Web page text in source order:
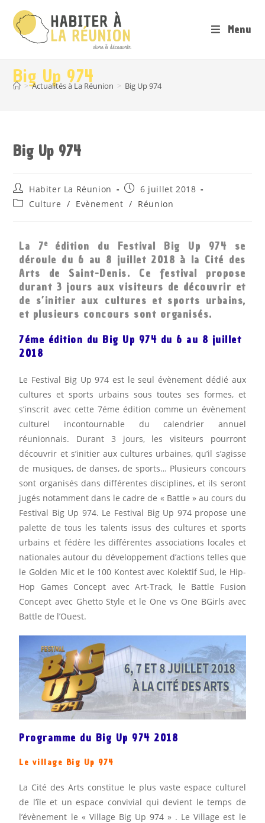
Menu
Big Up 974
> Actualités à La Réunion > Big Up 974
Big Up 974
Habiter La Réunion
6 juillet 2018
Culture / Evènement / Réunion
La 7e édition du Festival Big Up 974 se
déroule du 6 au 8 juillet 2018 à la Cité des
Arts de Saint-Denis. Ce festival propose
durant 3 jours aux visiteurs de découvrir et
de s’initier aux cultures et sports urbains,
et plusieurs concours sont organisés.
7éme édition du Big Up 974 du 6 au 8 juillet
2018
Le Festival Big Up 974 est le seul évènement dédié aux
cultures et sports urbains sous toutes ses formes, et
s’inscrit avec cette 7éme édition comme un évènement
culturel incontournable du calendrier annuel
réunionnais. Durant 3 jours, les visiteurs pourront
découvrir et s’initier aux cultures urbaines, qu’il s’agisse
de musiques, de danses, de sports… Plusieurs concours
sont organisés dans différentes disciplines, et ils seront
jugés notamment dans le cadre de « Battle » au cours du
Festival Big Up 974. Le Festival Big Up 974 propose une
palette de tous les talents issus des cultures et sports
urbains et fédère les différentes associations locales et
nationales autour du développement d’actions telles que
le Golden Mic et le 100 Kontest avec Kolektif Sud, le Hip-
Hop Games Concept avec Art-Track, le Battle Fusion
Concept avec Ghetto Style et le One vs One BGirls avec
Battle de l’Ouest.
Programme du Big Up 974 2018
Le village Big Up 974
La Cité des Arts constitue le plus vaste espace culturel
de l’île et un espace convivial qui devient le temps de
l’évènement le « Village Big Up 974 » . Le Village est le